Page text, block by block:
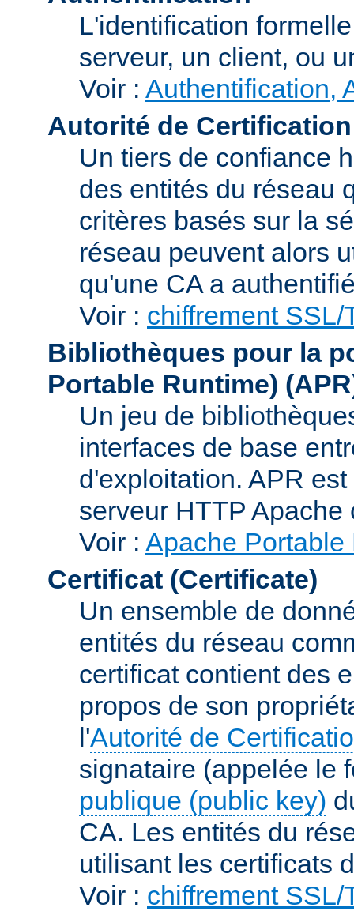
L'identification
serveur, un client, ou
Voir : Authentification,
Autorité de
Un tiers de confiance
des entités du réseau
critères basés sur la
réseau peuvent alors
qu'une CA a
Voir : chiffrement SSL/
Bibliothèques pour la
Portable Runtime)
Un jeu de
interfaces de base
d'exploitation. APR
serveur HTTP
Voir : Apache
Certificat (Certificate)
Un ensemble de
entités du réseau
certificat contient des
propos de son
l'Autorité de
signataire (appelée le
publique (public key)
CA. Les entités du
utilisant les certificats
Voir : chiffrement SSL/